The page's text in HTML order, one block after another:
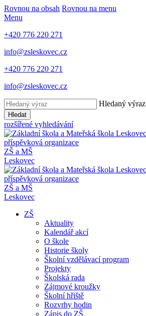
Rovnou na obsah Rovnou na menu
Menu
+420 776 220 271
info@zsleskovec.cz
+420 776 220 271
info@zsleskovec.cz
Hledaný výraz
Hledat
rozšířené vyhledávání
ZŠ a MŠ
Leskovec
ZŠ a MŠ
Leskovec
ZŠ
Aktuality
Kalendář akcí
O škole
Historie školy
Školní vzdělávací program
Projekty
Školská rada
Zájmové kroužky
Školní hřiště
Rozvrhy hodin
Zápis do ZŠ